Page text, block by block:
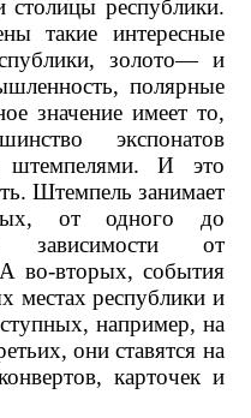
республики.
такие интересные
золото— и
полярные
значение имеет то,
экспонатов
штемпелями. И это
Штемпель занимает
от одного до
от
во-вторых, события
местах республики и
например, на
они ставятся на
карточек и